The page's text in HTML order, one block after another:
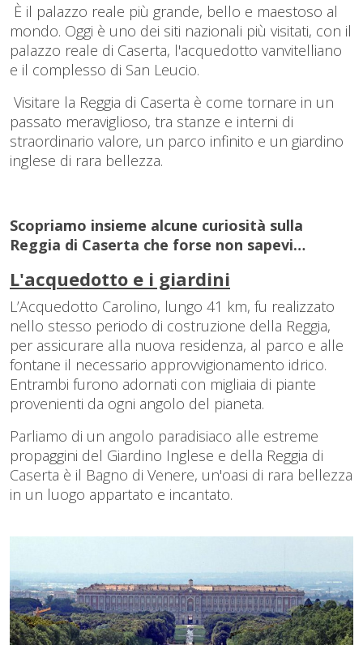
È il palazzo reale più grande, bello e maestoso al
mondo. Oggi è uno dei siti nazionali più visitati, con il
palazzo reale di Caserta, l'acquedotto vanvitelliano
e il complesso di San Leucio.
Visitare la Reggia di Caserta è come tornare in un
passato meraviglioso, tra stanze e interni di
straordinario valore, un parco infinito e un giardino
inglese di rara bellezza.
Scopriamo insieme alcune curiosità sulla
Reggia di Caserta che forse non sapevi…
L'acquedotto e i giardini
L’Acquedotto Carolino, lungo 41 km, fu realizzato
nello stesso periodo di costruzione della Reggia,
per assicurare alla nuova residenza, al parco e alle
fontane il necessario approvvigionamento idrico.
Entrambi furono adornati con migliaia di piante
provenienti da ogni angolo del pianeta.
Parliamo di un angolo paradisiaco alle estreme
propaggini del Giardino Inglese e della Reggia di
Caserta è il Bagno di Venere, un'oasi di rara bellezza
in un luogo appartato e incantato.